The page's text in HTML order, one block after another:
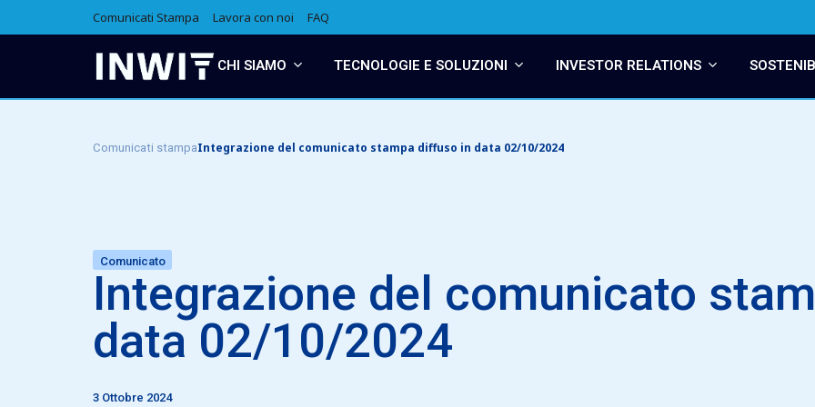
Comunicati Stampa Lavora con noi FAQ
CHI SIAMO TECNOLOGIE E SOLUZIONI INVESTOR RELATIONS
Comunicati stampaIntegrazione del comunicato stampa diffuso in data 02/10/2024
Comunicato
Integrazione del comunicato
data 02/10/2024
3 Ottobre 2024